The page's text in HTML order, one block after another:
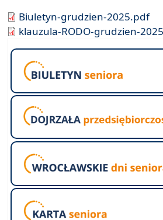
Biuletyn-grudzien-2025.pdf
klauzula-RODO-grudzien-